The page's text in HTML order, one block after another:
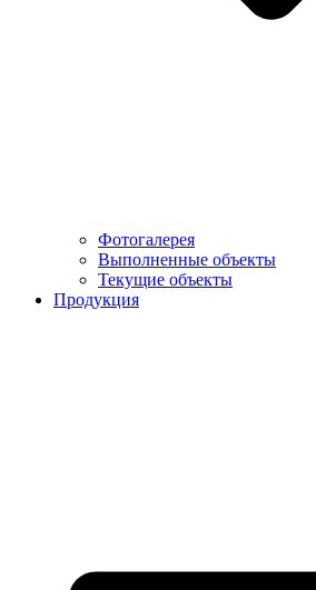
Фотогалерея
Выполненные объекты
Текущие объекты
Продукция